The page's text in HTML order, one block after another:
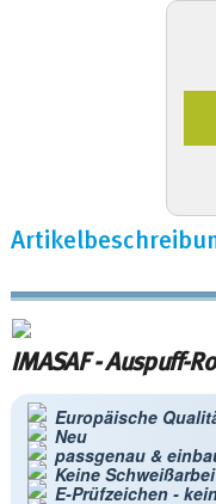
IMASAF - Auspuff-
Europäische
Neu
passgenau &
Keine
E-Prüfzeichen -